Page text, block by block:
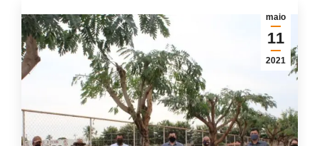
maio
11
2021